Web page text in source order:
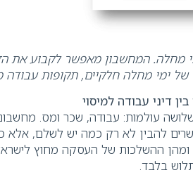
מחלה.המחשבון מאפשר לקבוע את
של ימי מחלה חלקיים, תקופות
דיני עבודה למיסוי
עולמות: עבודה, שכר ומס. מחשבוני
להבין לא רק כמה יש לשלם, אלא
ההשלכות של העסקה מחוץ
בלבד.